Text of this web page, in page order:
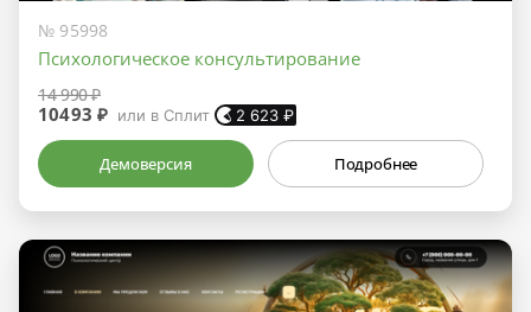
№ 95998
Психологическое консультирование
14 990 ₽
10493 ₽ или в Сплит 2 623 ₽
Демоверсия Подробнее